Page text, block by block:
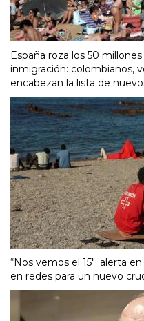
España roza los 50
inmigración: colombianos,
encabezan la lista de
“Nos vemos el 15″: alerta
en redes para un nuevo